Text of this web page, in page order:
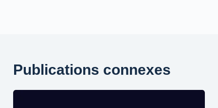
Publications connexes